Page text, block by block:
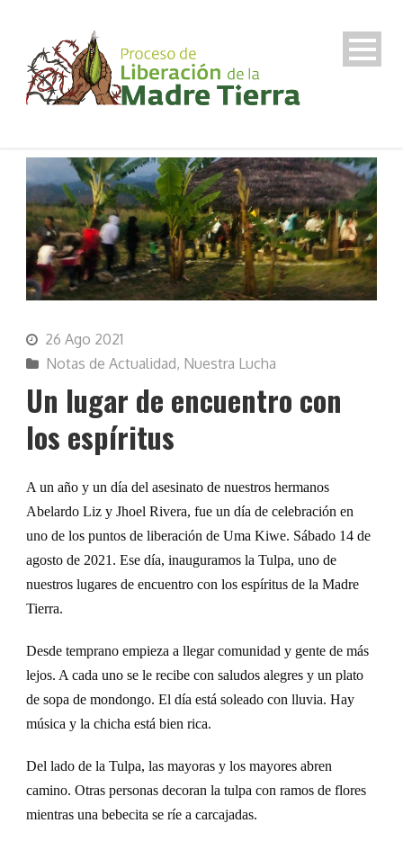
26 Ago 2021
Notas de Actualidad, Nuestra Lucha
Un lugar de encuentro con
los espíritus
A un año y un día del asesinato de nuestros hermanos
Abelardo Liz y Jhoel Rivera, fue un día de celebración en
uno de los puntos de liberación de Uma Kiwe. Sábado 14 de
agosto de 2021. Ese día, inauguramos la Tulpa, uno de
nuestros lugares de encuentro con los espíritus de la Madre
Tierra.
Desde temprano empieza a llegar comunidad y gente de más
lejos. A cada uno se le recibe con saludos alegres y un plato
de sopa de mondongo. El día está soleado con lluvia. Hay
música y la chicha está bien rica.
Del lado de la Tulpa, las mayoras y los mayores abren
camino. Otras personas decoran la tulpa con ramos de flores
mientras una bebecita se ríe a carcajadas.